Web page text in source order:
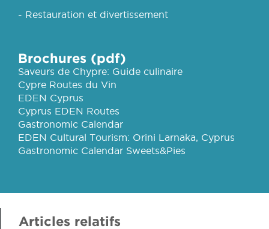
- Restauration et divertissement
Brochures (pdf)
Saveurs de Chypre: Guide culinaire
Cypre Routes du Vin
EDEN Cyprus
Cyprus EDEN Routes
Gastronomic Calendar
EDEN Cultural Tourism: Orini Larnaka, Cyprus
Gastronomic Calendar Sweets&Pies
Articles relatifs